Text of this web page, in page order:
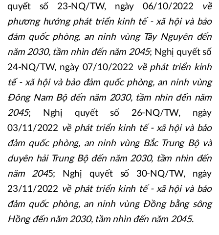
quyết số 23-NQ/TW, ngày 06/10/2022 về
phương hướng phát triển kinh tế - xã hội và bảo
đảm quốc phòng, an ninh vùng Tây Nguyên đến
năm 2030, tầm nhìn đến năm 2045; Nghị quyết số
24-NQ/TW, ngày 07/10/2022 về phát triển kinh
tế - xã hội và bảo đảm quốc phòng, an ninh vùng
Đông Nam Bộ đến năm 2030, tầm nhìn đến năm
2045; Nghị quyết số 26-NQ/TW, ngày
03/11/2022 về phát triển kinh tế - xã hội và bảo
đảm quốc phòng, an ninh vùng Bắc Trung Bộ và
duyên hải Trung Bộ đến năm 2030, tầm nhìn đến
năm 2045; Nghị quyết số 30-NQ/TW, ngày
23/11/2022 về phát triển kinh tế - xã hội và bảo
đảm quốc phòng, an ninh vùng Đồng bằng sông
Hồng đến năm 2030, tầm nhìn đến năm 2045.